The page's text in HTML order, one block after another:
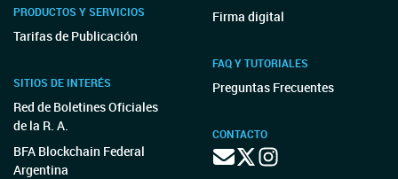
PRODUCTOS Y SERVICIOS
Tarifas de Publicación
SITIOS DE INTERÉS
Red de Boletines Oficiales
de la R. A.
BFA Blockchain Federal
Argentina
Firma digital
FAQ Y TUTORIALES
Preguntas Frecuentes
CONTACTO